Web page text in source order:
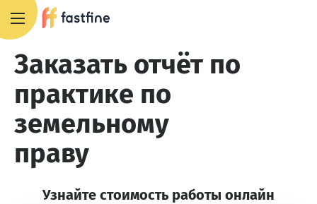
Заказать отчёт по
практике по
земельному
праву
Узнайте стоимость работы онлайн